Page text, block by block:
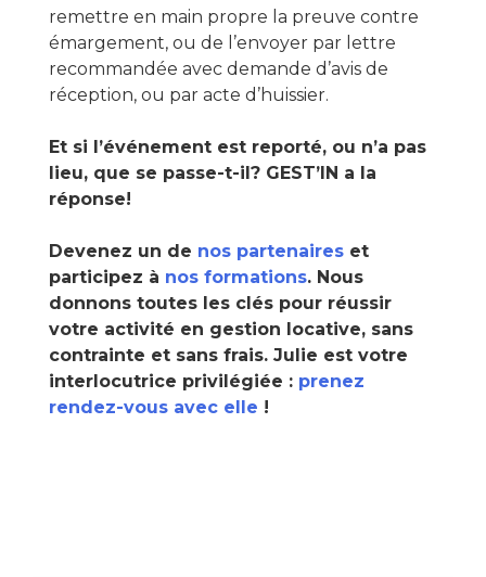
remettre en main propre la preuve contre
émargement, ou de l’envoyer par lettre
recommandée avec demande d’avis de
réception, ou par acte d’huissier.
Et si l’événement est reporté, ou n’a pas
lieu, que se passe-t-il? GEST’IN a la
réponse!
Devenez un de nos partenaires et
participez à nos formations. Nous
donnons toutes les clés pour réussir
votre activité en gestion locative, sans
contrainte et sans frais. Julie est votre
interlocutrice privilégiée : prenez
rendez-vous avec elle !